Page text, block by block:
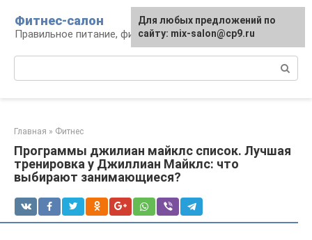
контенту
Фитнес-салон
Правильное питание, фитнес, образ жизни
Главная » Фитнес
Программы джилиан майклс список. Лучшая
тренировка у Джиллиан Майклс: что
выбирают занимающиеся?
Для любых предложений по
сайту: mix-salon@cp9.ru